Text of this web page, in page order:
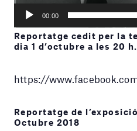
00:00
Play
time
03:01
Reportatge cedit per la
dia 1 d’octubre a les 20 h.
https://
Reportatge de
Octubre 2018